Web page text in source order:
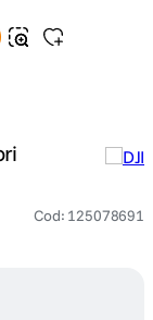
Cod: 125078691